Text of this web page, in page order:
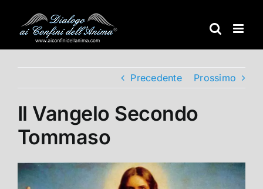
contenuto
Precedente Prossimo
Il Vangelo Secondo
Tommaso